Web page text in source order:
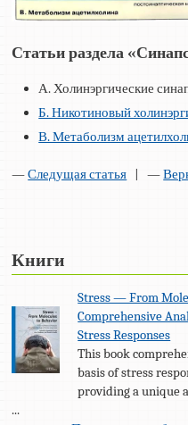
Статьи раздела
А. Холинэргические
Б. Никотиновый
В. Метаболизм
—Следущая статья | —
Книги
Stress — From
Comprehensive
Stress Responses
This book
basis of stress
providing a unique
...